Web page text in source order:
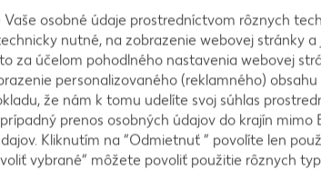
olivový olej. Dresingom polejeme
osobné údaje prostredníctvom rôznych
nutné, na zobrazenie webovej stránky
za účelom pohodlného nastavenia webovej
personalizovaného (reklamného)
že nám k tomu udelíte svoj súhlas
prenos osobných údajov do krajín mimo
Kliknutím na “Odmietnuť ” povolíte len
vybrané” môžete povoliť použitie rôznych